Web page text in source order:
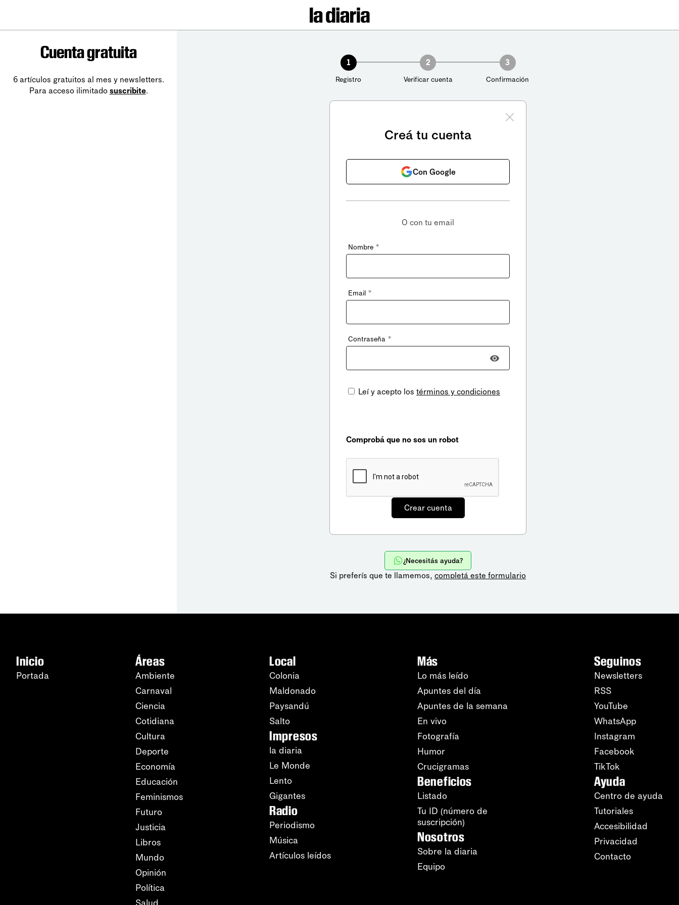
Cuenta gratuita
6 artículos gratuitos al mes y newsletters.
Para acceso ilimitado suscribite.
1
Registro
2
Verificar cuenta
3
Confirmación
Creá tu cuenta
Con Google
O con tu email
Nombre *
Email *
Contraseña *
Leí y acepto los términos y condiciones
Comprobá que no sos un robot
¿Necesitás ayuda?
Si preferís que te llamemos, completá este formulario
Inicio
Portada
Áreas
Ambiente
Carnaval
Ciencia
Cotidiana
Cultura
Deporte
Economía
Educación
Feminismos
Futuro
Justicia
Libros
Mundo
Opinión
Política
Local
Colonia
Maldonado
Paysandú
Salto
Impresos
la diaria
Le Monde
Lento
Gigantes
Radio
Periodismo
Música
Artículos leídos
Más
Lo más leído
Apuntes del día
Apuntes de la semana
En vivo
Fotografía
Humor
Crucigramas
Beneficios
Listado
Tu ID (número de
suscripción)
Nosotros
Sobre la diaria
Equipo
Seguinos
Newsletters
RSS
YouTube
WhatsApp
Instagram
Facebook
TikTok
Ayuda
Centro de ayuda
Tutoriales
Accesibilidad
Privacidad
Contacto